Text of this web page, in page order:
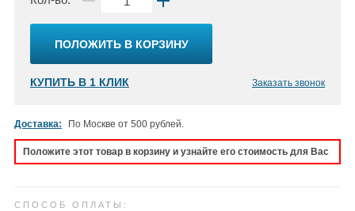
ПОЛОЖИТЬ В КОРЗИНУ
КУПИТЬ В 1 КЛИК Заказать звонок
Доставка: По Москве от 500 рублей.
Положите этот товар в корзину и узнайте его стоимость для Вас
СПОСОБ ОПЛАТЫ: